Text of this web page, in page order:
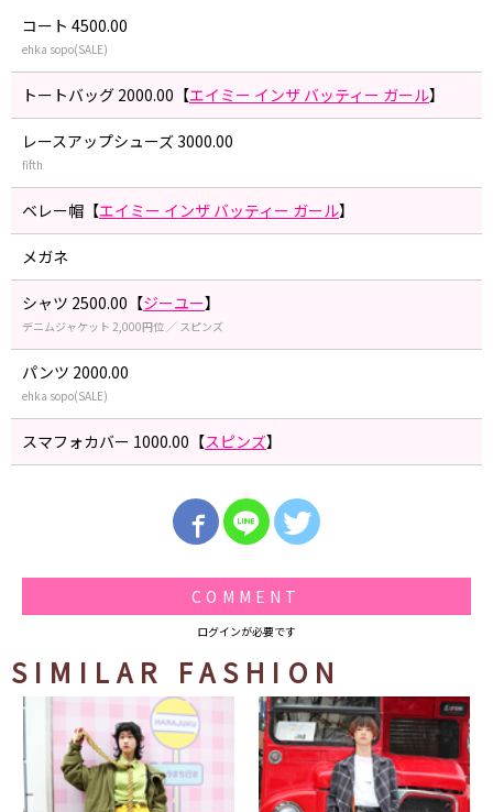
コート 4500.00
ehka sopo(SALE)
トートバッグ 2000.00【エイミー インザ バッティー ガール】
レースアップシューズ 3000.00
fifth
ベレー帽【エイミー インザ バッティー ガール】
メガネ
シャツ 2500.00【ジーユー】
デニムジャケット 2,000円位 ／ スピンズ
パンツ 2000.00
ehka sopo(SALE)
スマフォカバー 1000.00【スピンズ】
COMMENT
ログインが必要です
SIMILAR FASHION